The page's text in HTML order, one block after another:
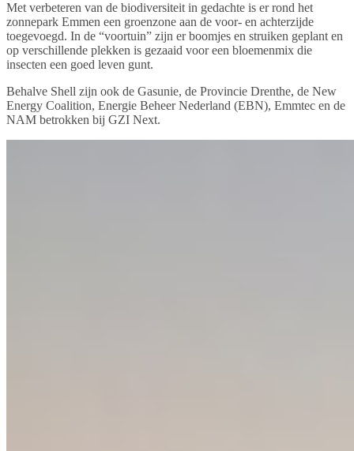
Met verbeteren van de biodiversiteit in gedachte is er rond het
zonnepark Emmen een groenzone aan de voor- en achterzijde
toegevoegd. In de “voortuin” zijn er boomjes en struiken geplant en
op verschillende plekken is gezaaid voor een bloemenmix die
insecten een goed leven gunt.
Behalve Shell zijn ook de Gasunie, de Provincie Drenthe, de New
Energy Coalition, Energie Beheer Nederland (EBN), Emmtec en de
NAM betrokken bij GZI Next.